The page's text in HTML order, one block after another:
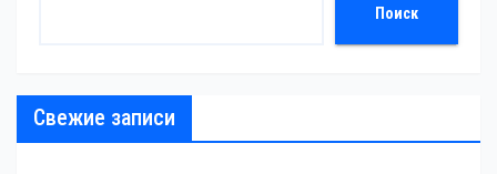
Поиск
Свежие записи